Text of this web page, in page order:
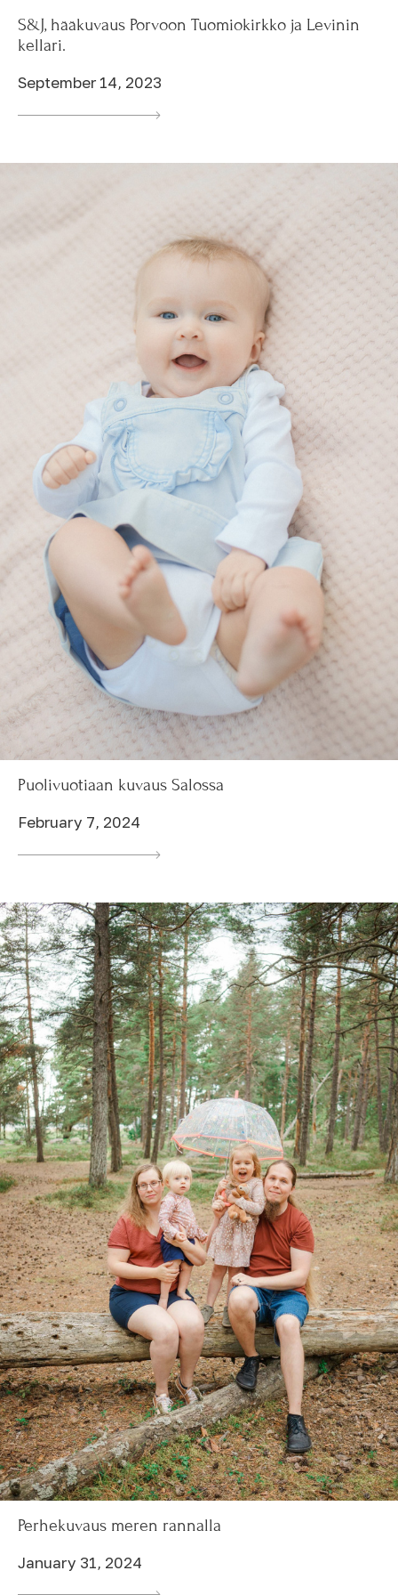
S&J, hääkuvaus Porvoon Tuomiokirkko ja Levinin
kellari.
September 14, 2023
Puolivuotiaan kuvaus Salossa
February 7, 2024
Perhekuvaus meren rannalla
January 31, 2024